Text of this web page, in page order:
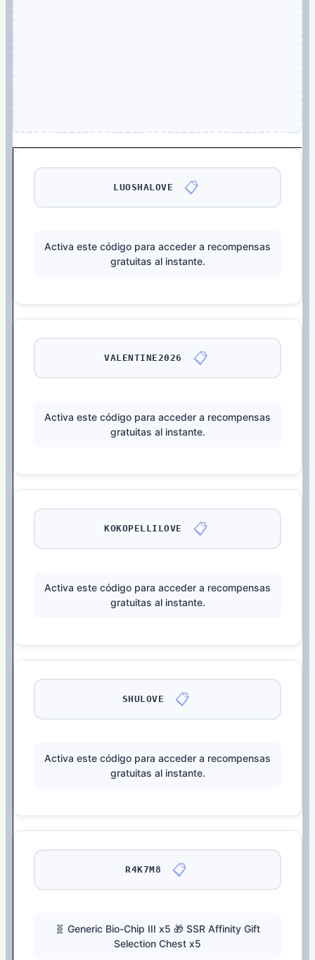
LUOSHALOVE 📋
Activa este código para acceder a recompensas
gratuitas al instante.
VALENTINE2026 📋
Activa este código para acceder a recompensas
gratuitas al instante.
KOKOPELLILOVE 📋
Activa este código para acceder a recompensas
gratuitas al instante.
SHULOVE 📋
Activa este código para acceder a recompensas
gratuitas al instante.
R4K7M8 📋
🧬 Generic Bio-Chip III x5 🎁 SSR Affinity Gift
Selection Chest x5